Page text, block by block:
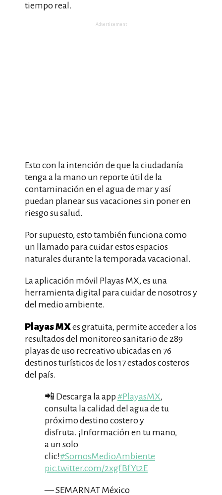
tiempo real.
Advertisement
Esto con la intención de que la ciudadanía
tenga a la mano un reporte útil de la
contaminación en el agua de mar y así
puedan planear sus vacaciones sin poner en
riesgo su salud.
Por supuesto, esto también funciona como
un llamado para cuidar estos espacios
naturales durante la temporada vacacional.
La aplicación móvil Playas MX, es una
herramienta digital para cuidar de nosotros y
del medio ambiente.
Playas MXes gratuita, permite acceder a los
resultados del monitoreo sanitario de 289
playas de uso recreativo ubicadas en 76
destinos turísticos de los 17 estados costeros
del país.
📲 Descarga la app#PlayasMX,
consulta la calidad del agua de tu
próximo destino costero y
disfruta. ¡Información en tu mano,
a un solo
clic!#SomosMedioAmbiente
pic.twitter.com/2xgfBfYt2E
— SEMARNAT México